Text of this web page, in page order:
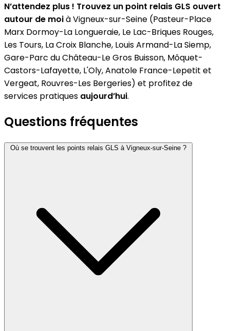
N’attendez plus ! Trouvez un point relais GLS ouvert
autour de moià Vigneux-sur-Seine (Pasteur-Place
Marx Dormoy-La Longueraie, Le Lac-Briques Rouges,
Les Tours, La Croix Blanche, Louis Armand-La Siemp,
Gare-Parc du Château-Le Gros Buisson, Môquet-
Castors-Lafayette, L'Oly, Anatole France-Lepetit et
Vergeat, Rouvres-Les Bergeries) et profitez de
services pratiques aujourd’hui.
Questions fréquentes
Où se trouvent les points relais GLS à Vigneux-sur-Seine ?